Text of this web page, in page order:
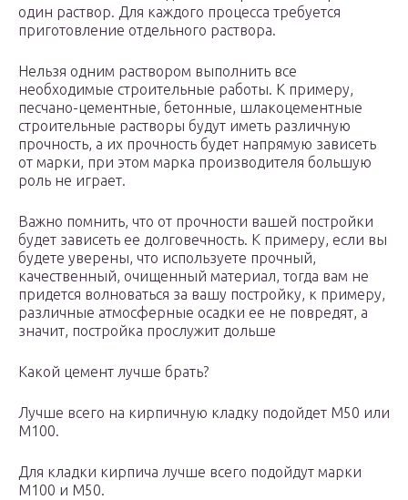
один раствор. Для каждого процесса требуется
приготовление отдельного раствора.
Нельзя одним раствором выполнить все
необходимые строительные работы. К примеру,
песчано-цементные, бетонные, шлакоцементные
строительные растворы будут иметь различную
прочность, а их прочность будет напрямую зависеть
от марки, при этом марка производителя большую
роль не играет.
Важно помнить, что от прочности вашей постройки
будет зависеть ее долговечность. К примеру, если вы
будете уверены, что используете прочный,
качественный, очищенный материал, тогда вам не
придется волноваться за вашу постройку, к примеру,
различные атмосферные осадки ее не повредят, а
значит, постройка прослужит дольше
Какой цемент лучше брать?
Лучше всего на кирпичную кладку подойдет М50 или
М100.
Для кладки кирпича лучше всего подойдут марки
М100 и М50.